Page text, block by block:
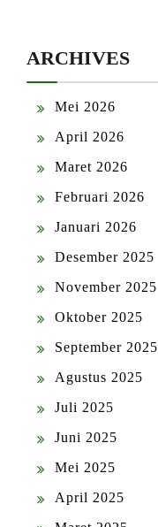
ARCHIVES
Mei 2026
April 2026
Maret 2026
Februari 2026
Januari 2026
Desember 2025
November 2025
Oktober 2025
September 2025
Agustus 2025
Juli 2025
Juni 2025
Mei 2025
April 2025